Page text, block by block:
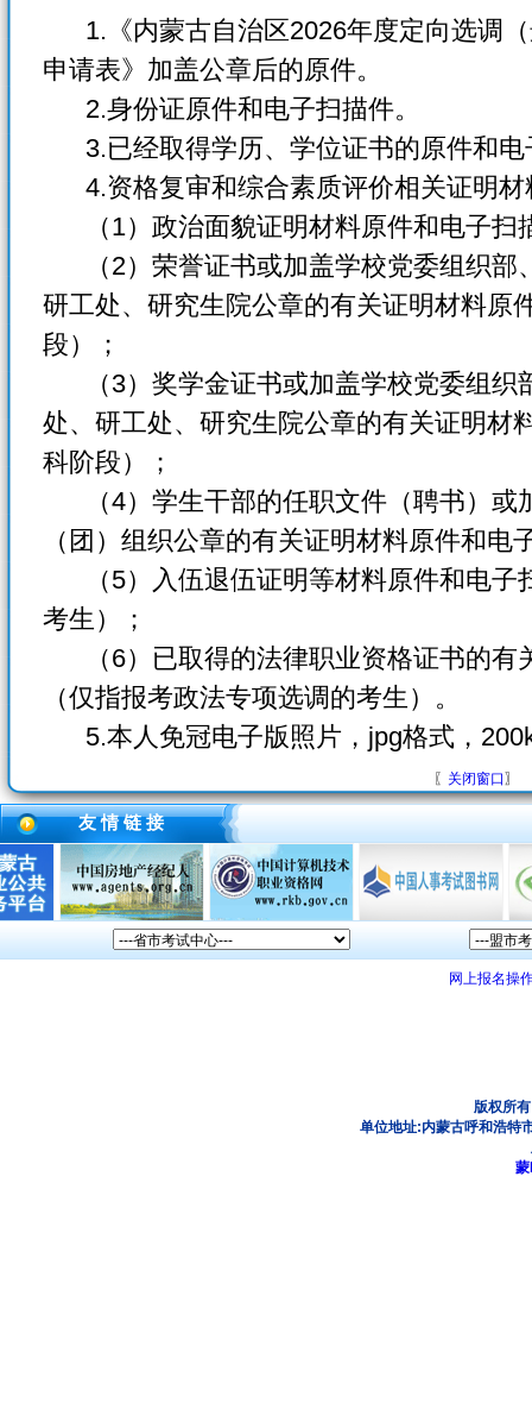
1.《内蒙古自治区2026年度定向选调（
申请表》加盖公章后的原件。
2.身份证原件和电子扫描件。
3.已经取得学历、学位证书的原件和电
4.资格复审和综合素质评价相关证明材
（1）政治面貌证明材料原件和电子扫
（2）荣誉证书或加盖学校党委组织部
研工处、研究生院公章的有关证明材料原
段）；
（3）奖学金证书或加盖学校党委组织
处、研工处、研究生院公章的有关证明材
科阶段）；
（4）学生干部的任职文件（聘书）或
（团）组织公章的有关证明材料原件和
（5）入伍退伍证明等材料原件和电子
考生）；
（6）已取得的法律职业资格证书的有
（仅指报考政法专项选调的考生）。
5.本人免冠电子版照片，jpg格式，
〖 关闭窗口 〗
友 情 链 接
网上报名操
版权所
单位地址:内蒙古呼和浩特